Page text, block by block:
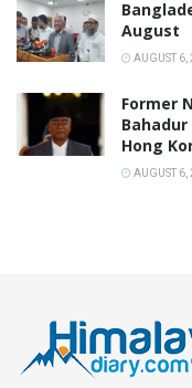
August
AUGUST 6,
Former
Hong
AUGUST 6,